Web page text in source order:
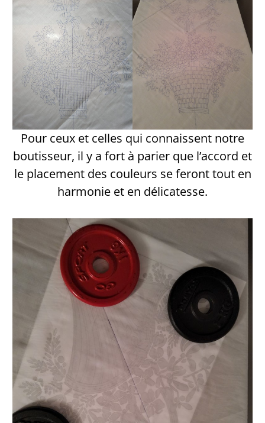
Pour ceux et celles qui connaissent notre
boutisseur, il y a fort à parier que l’accord et
le placement des couleurs se feront tout en
harmonie et en délicatesse.